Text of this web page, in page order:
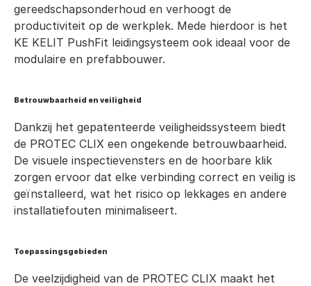
gereedschapsonderhoud en verhoogt de
productiviteit op de werkplek. Mede hierdoor is het
KE KELIT PushFit leidingsysteem ook ideaal voor de
modulaire en prefabbouwer.
Betrouwbaarheid en veiligheid
Dankzij het gepatenteerde veiligheidssysteem biedt
de PROTEC CLIX een ongekende betrouwbaarheid.
De visuele inspectievensters en de hoorbare klik
zorgen ervoor dat elke verbinding correct en veilig is
geïnstalleerd, wat het risico op lekkages en andere
installatiefouten minimaliseert.
Toepassingsgebieden
De veelzijdigheid van de PROTEC CLIX maakt het